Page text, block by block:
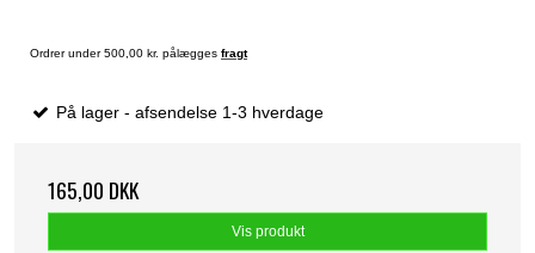
Ordrer under 500,00 kr. pålægges fragt
På lager - afsendelse 1-3 hverdage
165,00 DKK
Vis produkt